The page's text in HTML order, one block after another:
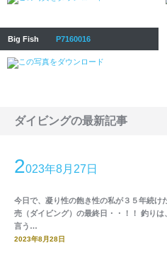
Big Fish P7160016
ダイビングの最新記事
2023年8月27日
今日で、凝り性の飽き性の私が３５年続け
売（ダイビング）の最終日・・！！ 釣りは
言う…
2023年8月28日